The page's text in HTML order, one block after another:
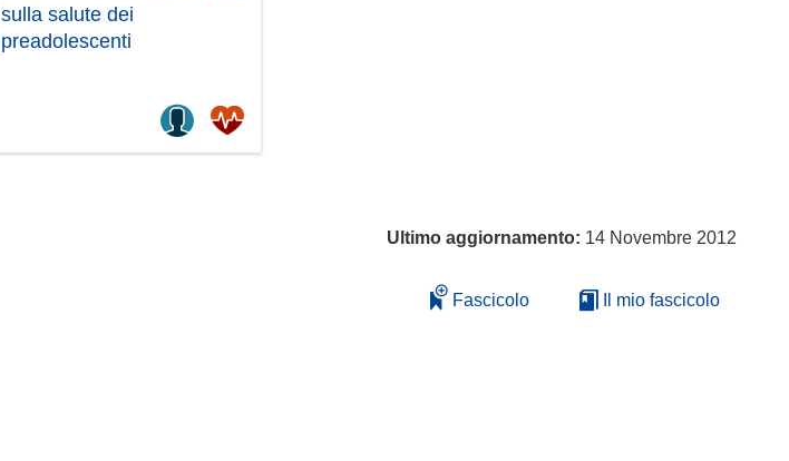
sulla salute dei
preadolescenti
Ultimo aggiornamento: 14 Novembre 2012
Fascicolo Il mio fascicolo